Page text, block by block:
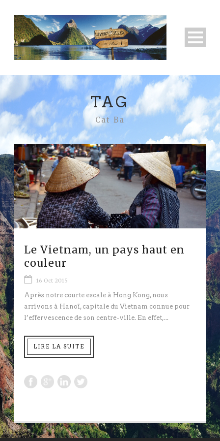
TAG
Cat Ba
Le Vietnam, un pays haut en
couleur
16 Oct 2015
Après notre courte escale à Hong Kong, nous
arrivons à Hanoï, capitale du Vietnam connue pour
l’effervescence de son centre-ville. En effet,...
LIRE LA SUITE